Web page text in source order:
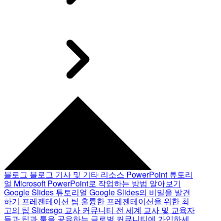
블로그 블로그 기사 및 기타 리소스 PowerPoint 튜토리
얼 Microsoft PowerPoint로 작업하는 방법 알아보기
Google Slides 튜토리얼 Google Slides의 비밀을 발견
하기 프레젠테이션 팁 훌륭한 프레젠테이션을 위한 최
고의 팁 Slidesgo 교사 커뮤니티 전 세계 교사 및 교육자